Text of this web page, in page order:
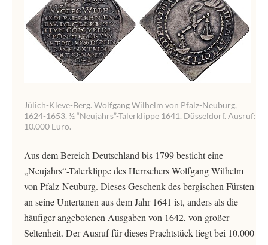
Jülich-Kleve-Berg. Wolfgang Wilhelm von Pfalz-Neuburg,
1624-1653. ½ “Neujahrs”-Talerklippe 1641. Düsseldorf. Ausruf:
10.000 Euro.
Aus dem Bereich Deutschland bis 1799 besticht eine
„Neujahrs“-Talerklippe des Herrschers Wolfgang Wilhelm
von Pfalz-Neuburg. Dieses Geschenk des bergischen Fürsten
an seine Untertanen aus dem Jahr 1641 ist, anders als die
häufiger angebotenen Ausgaben von 1642, von großer
Seltenheit. Der Ausruf für dieses Prachtstück liegt bei 10.000